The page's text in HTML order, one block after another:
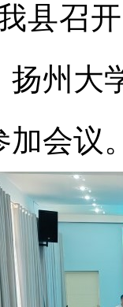
县召
扬州大
加会议